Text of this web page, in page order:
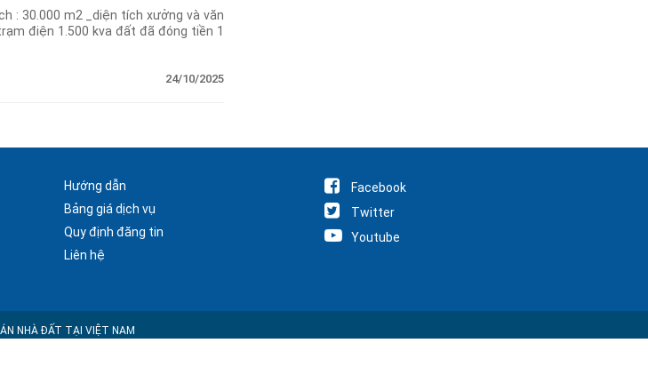
: 30.000 m2 _diện tích xưởng và văn
điện 1.500 kva đất đã đóng tiền 1
24/10/2025
Hướng dẫn
Bảng giá dịch vụ
Quy định đăng tin
Liên hệ
Facebook
Twitter
Youtube
NHÀ ĐẤT TẠI VIỆT NAM